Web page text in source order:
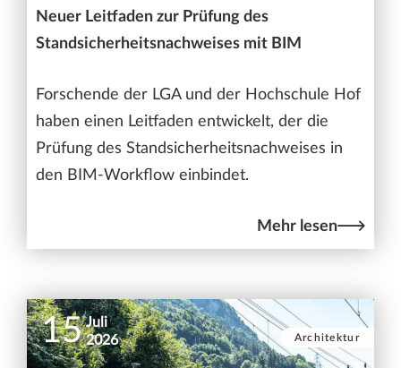
Neuer Leitfaden zur Prüfung des
Standsicherheitsnachweises mit BIM
Forschende der LGA und der Hochschule Hof
haben einen Leitfaden entwickelt, der die
Prüfung des Standsicherheitsnachweises in
den BIM-Workflow einbindet.
Mehr lesen
15 Juli
2026
Architektur